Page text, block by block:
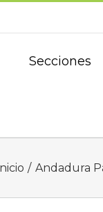
Secciones
Andadura